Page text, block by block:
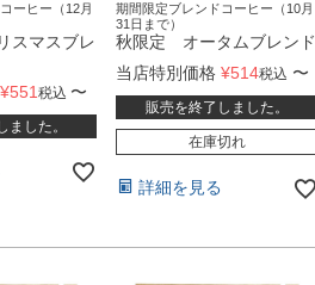
ーヒー（12月
スマスブレ
¥551税込 〜
ました。
期間限定ブレンドコーヒー（10月
31日まで）
秋限定 オータムブレンド
当店特別価格 ¥514税込 〜
販売を終了しました。
在庫切れ
詳細を見る